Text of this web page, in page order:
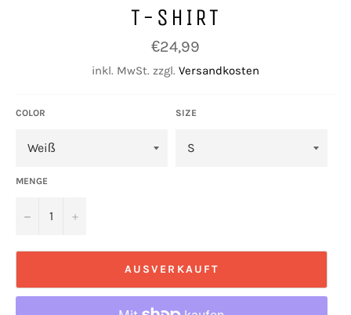
T-SHIRT
Normaler
Preis
€24,99
inkl. MwSt. zzgl. Versandkosten
COLOR SIZE
MENGE
− +
AUSVERKAUFT